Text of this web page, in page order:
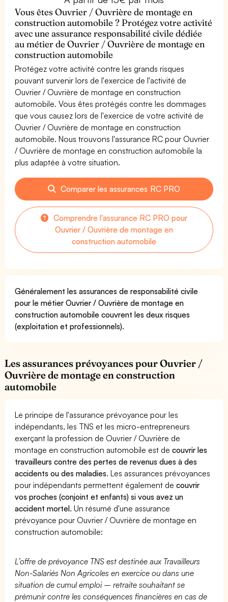
Vous êtes Ouvrier / Ouvrière de montage en
construction automobile ? Protégez votre activité
avec une assurance responsabilité civile dédiée
au métier de Ouvrier / Ouvrière de montage en
construction automobile
Protégez votre activité contre les grands risques
pouvant survenir lors de l'exercice de l'activité de
Ouvrier / Ouvrière de montage en construction
automobile. Vous êtes protégés contre les dommages
que vous causez lors de l'exercice de votre activité de
Ouvrier / Ouvrière de montage en construction
automobile. Nous trouvons l'assurance RC pour Ouvrier
/ Ouvrière de montage en construction automobile la
plus adaptée à votre situation.
Comparer les assurances RC PRO
Comprendre l'assurance RC PRO pour
Ouvrier / Ouvrière de montage en
construction automobile
Généralement les assurances de responsabilité civile
pour le métier Ouvrier / Ouvrière de montage en
construction automobile couvrent les deux risques
(exploitation et professionnels).
Les assurances prévoyances pour Ouvrier /
Ouvrière de montage en construction
automobile
Le principe de l'assurance prévoyance pour les
indépendants, les TNS et les micro-entrepreneurs
exerçant la profession de Ouvrier / Ouvrière de
montage en construction automobile est decouvrir les
travailleurs contre des pertes de revenus dues à des
accidents ou des maladies. Les assurances prévoyances
pour indépendants permettent également decouvrir
vos proches (conjoint et enfants) si vous avez un
accident mortel. Un résumé d'une assurance
prévoyance pour Ouvrier / Ouvrière de montage en
construction automobile:
L’offre de prévoyance TNS est destinée aux Travailleurs
Non-Salariés Non Agricoles en exercice ou dans une
situation de cumul emploi – retraite souhaitant se
prémunir contre les conséquences financières en cas de